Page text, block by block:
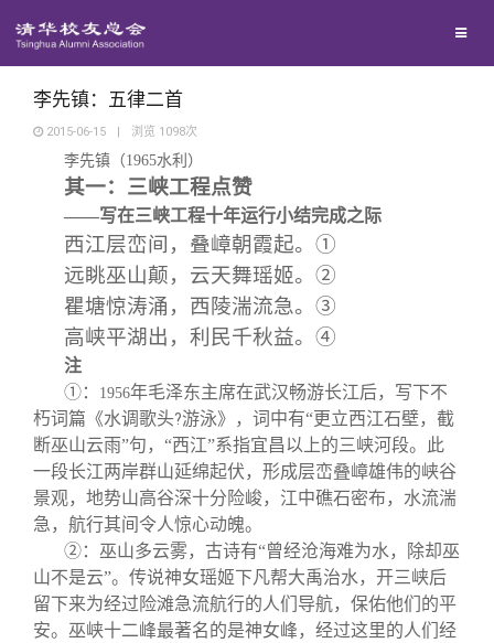
西南联大校友会
义工计划
新媒体平台
青春风采
校友文苑
校友讲坛
校友视界
终身学习
信息化服务
三创大赛
实用信息
校友总会
总会简介
会长致辞
总会章程
关闭
李先镇：五律二首
2015-06-15 | 浏览 1098次
李先镇（1965水利）
其一：三峡工程点赞
——写在三峡工程十年运行小结完成之际
西江层峦间，叠嶂朝霞起。 ①
远眺巫山颠，云天舞瑶姬。 ②
瞿塘惊涛涌，西陵湍流急。 ③
高峡平湖出，利民千秋益。 ④
注
①：
1956年毛泽东主席在武汉畅游长江后，写下不
朽词篇《水调歌头?游泳》，词中有“更立西江石壁，截
断巫山云雨”句，“西江”系指宜昌以上的三峡河段。此
一段长江两岸群山延绵起伏，形成层峦叠嶂雄伟的峡谷
景观，地势山高谷深十分险峻，江中礁石密布，水流湍
急，航行其间令人惊心动魄。
②：巫山多云雾，古诗有“曾经沧海难为水，除却巫
山不是云”。传说神女瑶姬下凡帮大禹治水，开三峡后
留下来为经过险滩急流航行的人们导航，保佑他们的平
安。巫峡十二峰最著名的是神女峰，经过这里的人们经